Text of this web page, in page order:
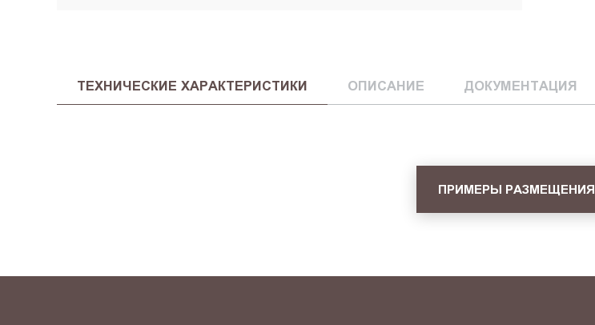
ТЕХНИЧЕСКИЕ ХАРАКТЕРИСТИКИ ОПИСАНИЕ ДОКУМЕНТАЦИЯ
ПРИМЕРЫ РАЗМЕЩЕНИЯ